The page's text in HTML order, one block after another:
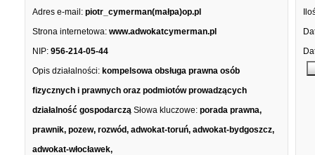
Adres e-mail: piotr_cymerman(małpa)op.pl
Strona internetowa: www.adwokatcymerman.pl
NIP: 956-214-05-44
Opis działalności: kompelsowa obsługa prawna osób
fizycznych i prawnych oraz podmiotów prowadzących
działalność gospodarczą Słowa kluczowe: porada prawna,
prawnik, pozew, rozwód, adwokat-toruń, adwokat-bydgoszcz,
adwokat-włocławek,